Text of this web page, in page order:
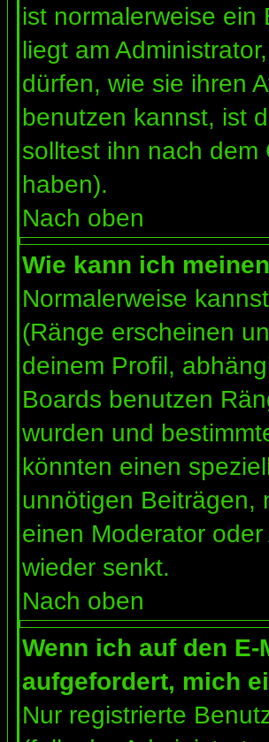
ist normalerweise
liegt am
dürfen, wie sie ihren
benutzen kannst, ist
solltest ihn nach
haben).
Nach oben
Wie kann ich
Normalerweise
(Ränge erscheinen
deinem Profil,
Boards benutzen
wurden und
könnten einen
unnötigen Beiträgen,
einen Moderator
wieder senkt.
Nach oben
Wenn ich auf den
aufgefordert, mich
Nur registrierte